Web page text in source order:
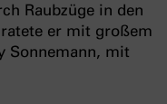
Raubzüge in den
er mit großem
Sonnemann, mit